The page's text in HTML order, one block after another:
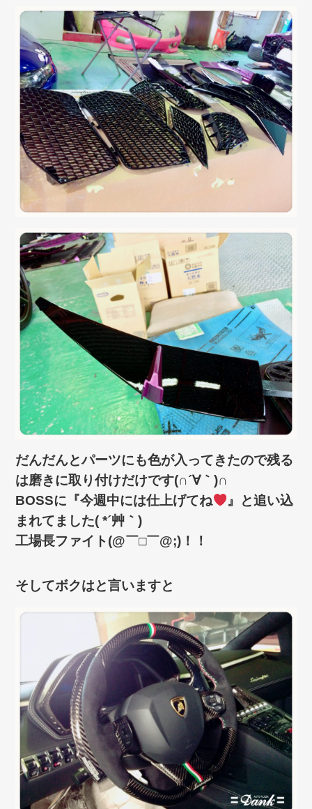
だんだんとパーツにも色が入ってきたので残る
は磨きに取り付けだけです(∩´∀｀)∩
BOSSに『今週中には仕上げてね
』と追い込
まれてました( *´艸｀)
工場長ファイト(@￣□￣@;)！！
そしてボクはと言いますと